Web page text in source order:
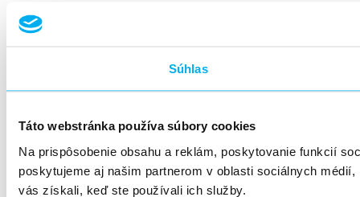
Súhlas
Táto webstránka používa súbory cookies
Na prispôsobenie obsahu a reklám, poskytovanie funkcií
poskytujeme aj našim partnerom v oblasti sociálnych
vás získali, keď ste používali ich služby.